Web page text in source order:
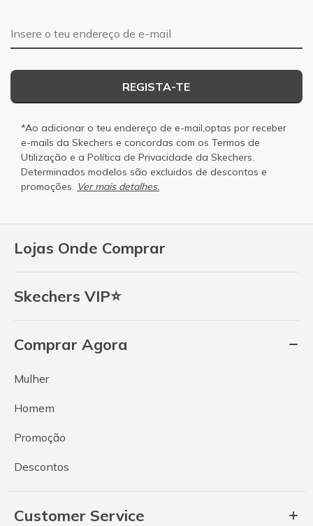
Lojas Onde Comprar
Skechers VIP⭐
Comprar Agora
Mulher
Homem
Promoção
Descontos
Customer Service
Endereço de e-mail
REGISTA-TE
*Ao adicionar o teu endereço de e-mail,optas por receber
e-mails da Skechers e concordas com os Termos de
Utilização e a Política de Privacidade da Skechers.
Determinados modelos são excluidos de descontos e
promoções. Ver mais detalhes.